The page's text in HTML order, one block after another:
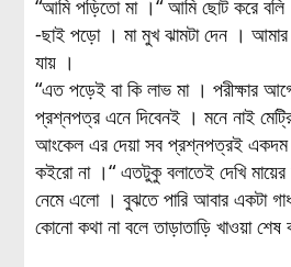
“আমি পড়িতো মা ।“ আমি ছোট করে বলি
-ছাই পড়ো । মা মুখ ঝামটা দেন । আমার
যায় ।
“এত পড়েই বা কি লাভ মা । পরীক্ষার
প্রশ্নপত্র এনে দিবেনই । মনে নাই
আংকেল এর দেয়া সব প্রশ্নপত্রই একদম
কইরো না ।“ এতটুকু বলাতেই দেখি মায়ের
নেমে এলো । বুঝতে পারি আবার একটা
কোনো কথা না বলে তাড়াতাড়ি খাওয়া শেষ